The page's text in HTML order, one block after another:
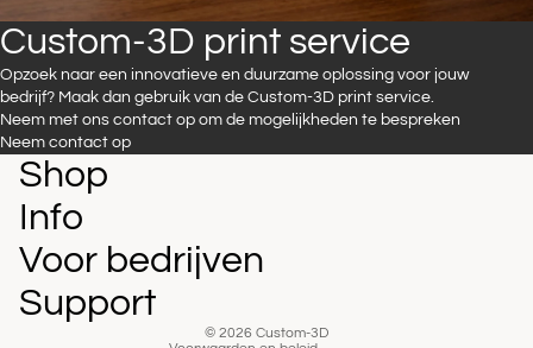
Custom-3D print service
Opzoek naar een innovatieve en duurzame oplossing voor jouw
bedrijf? Maak dan gebruik van de Custom-3D print service.
Neem met ons contact op om de mogelijkheden te bespreken
Neem contact op
Shop
Info
Voor bedrijven
Support
© 2026 Custom-3D
Privacybeleid
Terugbetalingsbeleid
Algemene voorwaarden